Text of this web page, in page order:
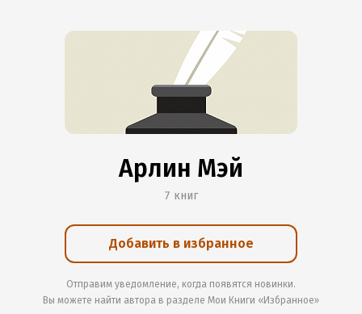
Арлин Мэй
7 книг
Добавить в избранное
Отправим уведомление, когда появятся новинки.
Вы можете найти автора в разделе Мои Книги «Избранное»